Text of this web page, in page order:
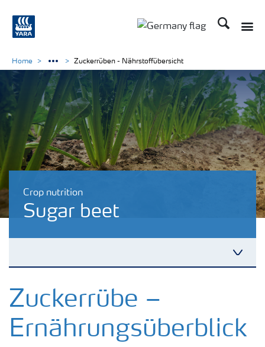
Suchen
Crop nutrition
Sugar beet
Kulturen
Düngemittel
Home Zuckerrüben - Nährstoffübersicht
Zuckerrübe –
Ernährungsüberblick